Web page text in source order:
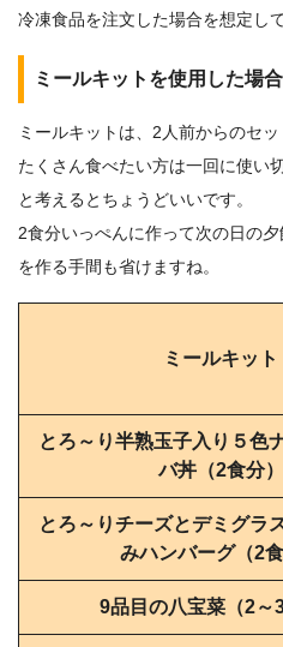
冷凍食品を注文した場合を想定し
ミールキットを使用した場合
ミールキットは、2人前からのセッ
たくさん食べたい方は一回に使い
と考えるとちょうどいいです。
2食分いっぺんに作って次の日の
を作る手間も省けますね。
ミールキット
とろ～り半熟玉子入り５色
バ丼（2食分）
とろ～りチーズとデミグラ
みハンバーグ（2食
9品目の八宝菜（2～3